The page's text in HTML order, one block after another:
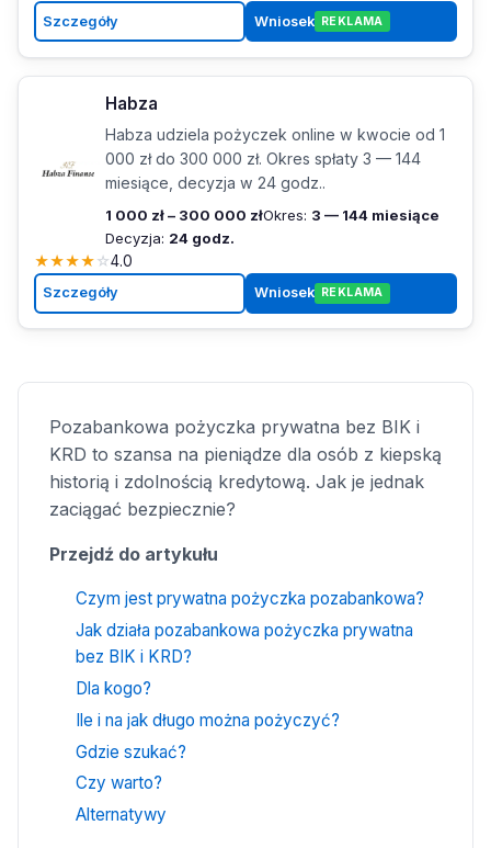
Szczegóły Wniosek REKLAMA
Habza
Habza udziela pożyczek online w kwocie od 1
000 zł do 300 000 zł. Okres spłaty 3 — 144
miesiące, decyzja w 24 godz..
1 000 zł – 300 000 złOkres: 3 — 144 miesiące
Decyzja: 24 godz.
★★★★☆4.0
Szczegóły Wniosek REKLAMA
Pozabankowa pożyczka prywatna bez BIK i
KRD to szansa na pieniądze dla osób z kiepską
historią i zdolnością kredytową. Jak je jednak
zaciągać bezpiecznie?
Przejdź do artykułu
Czym jest prywatna pożyczka pozabankowa?
Jak działa pozabankowa pożyczka prywatna
bez BIK i KRD?
Dla kogo?
Ile i na jak długo można pożyczyć?
Gdzie szukać?
Czy warto?
Alternatywy